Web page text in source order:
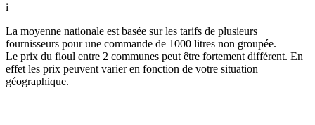
i
La moyenne nationale est basée sur les tarifs de plusieurs
fournisseurs pour une commande de 1000 litres non groupée.
Le prix du fioul entre 2 communes peut être fortement différent. En
effet les prix peuvent varier en fonction de votre situation
géographique.